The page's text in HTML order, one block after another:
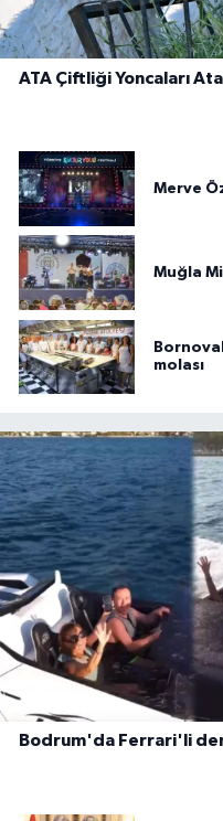
ATA Çiftliği Yoncaları
Merve
Muğla
molası
Bodrum'da Ferrari'li